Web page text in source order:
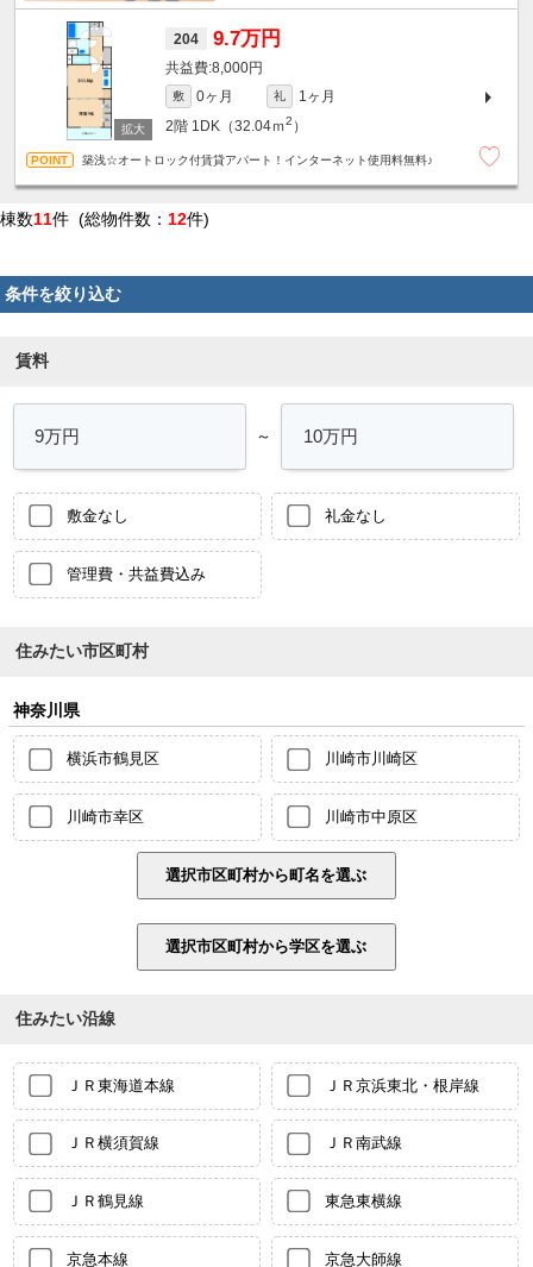
204 9.7万円
8,000円
敷 0ヶ月 礼
1ヶ月
2階 1DK（32.04ｍ2 ）
築浅☆オートロック付賃貸アパート！インターネット使用料無料♪
棟数11件 (総物件数： 12件)
条件を絞り込む
賃料
～
敷金なし 礼金なし
管理費・共益費込み
住みたい市区町村
神奈川県
横浜市鶴見区 川崎市川崎区
川崎市幸区 川崎市中原区
住みたい沿線
ＪＲ東海道本線 ＪＲ京浜東北・根岸線
ＪＲ横須賀線 ＪＲ南武線
ＪＲ鶴見線 東急東横線
京急本線 京急大師線